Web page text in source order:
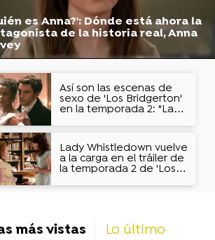
es Anna?': Dónde está ahora la
de la historia real, Anna
Así son las escenas de
sexo de 'Los Bridgerton'
en la temporada 2: "La
clave"
Lady Whistledown vuelve
a la carga en el tráiler de
la temporada 2 de 'Los
echabas de menos?"
más vistas Lo último